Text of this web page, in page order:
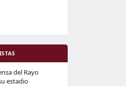
del Rayo
estadio